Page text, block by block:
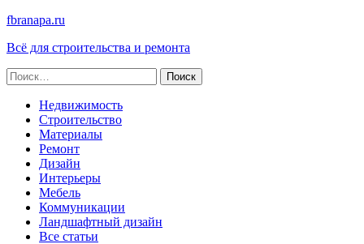
fbranapa.ru
Всё для строительства и ремонта
Найти:
Недвижимость
Строительство
Материалы
Ремонт
Дизайн
Интерьеры
Мебель
Коммуникации
Ландшафтный дизайн
Все статьи